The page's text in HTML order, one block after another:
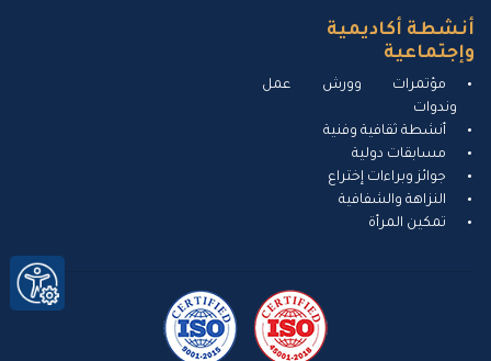
أنشطة أكاديمية
وإجتماعية
مؤتمرات وورش عمل
وندوات
أنشطة ثقافية وفنية
مسابقات دولية
جوائز وبراءات إختراع
النزاهة والشفافية
تمكين المرأة